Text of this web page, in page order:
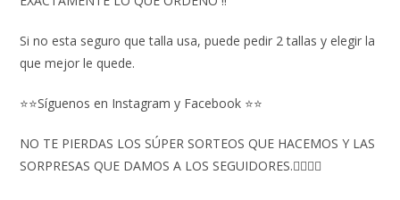
Si no esta seguro que talla usa, puede pedir 2 tallas y elegir la
que mejor le quede.
⭐⭐Síguenos en Instagram y Facebook ⭐⭐
NO TE PIERDAS LOS SÚPER SORTEOS QUE HACEMOS Y LAS
SORPRESAS QUE DAMOS A LOS SEGUIDORES.👇🏻👇🏻